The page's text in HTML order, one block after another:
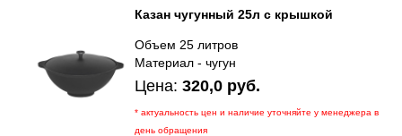
Казан чугунный 25л с крышкой
Объем 25 литров
Материал - чугун
Цена: 320,0 руб.
* актуальность цен и наличие уточняйте у менеджера в
день обращения